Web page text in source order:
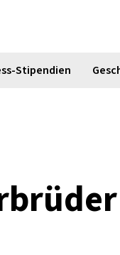
Stipendien